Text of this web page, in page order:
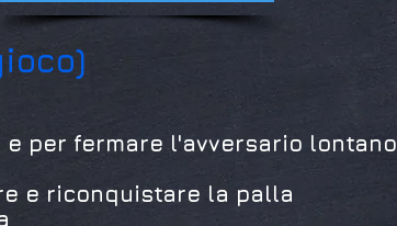
per fermare l'avversario lontano
e riconquistare la palla